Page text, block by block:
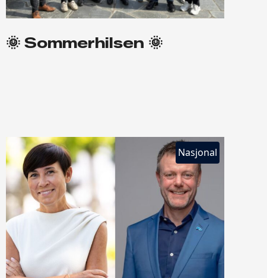
🌞 Sommerhilsen 🌞
Nasjonal